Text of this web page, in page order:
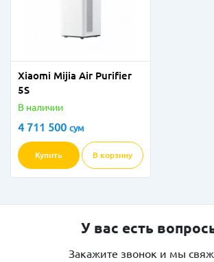
Xiaomi Mijia Air Purifier
5S
В наличии
4 711 500 сум
Купить В корзину
У вас есть
Закажите звонок и мы